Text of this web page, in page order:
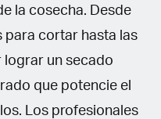
la cosecha. Desde
para cortar hasta las
un secado
que potencie el
Los profesionales